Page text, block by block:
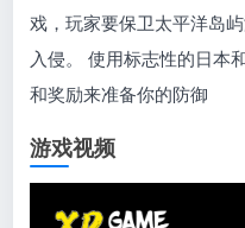
戏，玩家要保卫太平洋岛
入侵。 使用标志性的日本
和奖励来准备你的防御
游戏视频